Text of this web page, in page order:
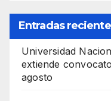
Entradas
Universidad
extiende
agosto